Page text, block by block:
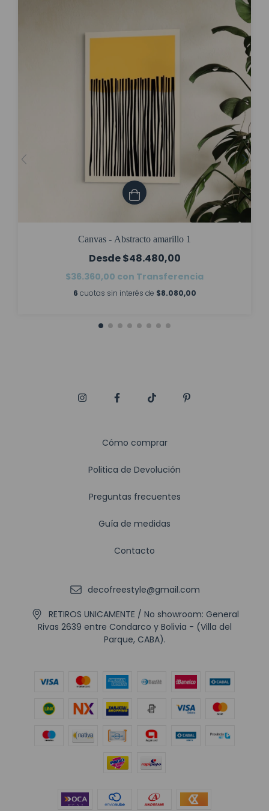
Canvas - Abstracto amarillo 1
$48.480,00
$36.360,00 con Transferencia
6 cuotas sin interés de $8.080,00
Cómo comprar
Politica de Devolución
Preguntas frecuentes
Guía de medidas
Contacto
decofreestyle@gmail.com
RETIROS UNICAMENTE / No showroom: General
Rivas 2639 entre Condarco y Bolivia - (Villa del
Parque, CABA).